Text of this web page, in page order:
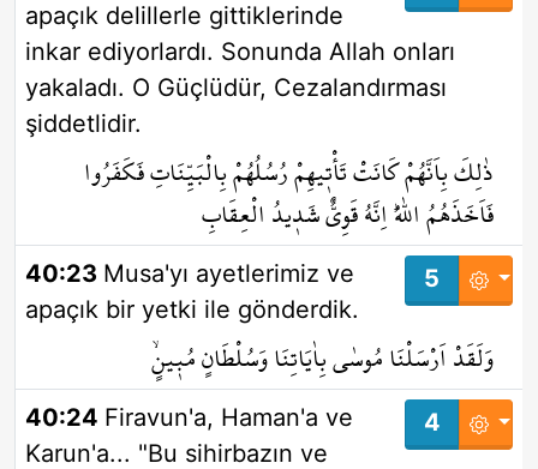
apaçık delillerle gittiklerinde
inkar ediyorlardı. Sonunda Allah onları
yakaladı. O Güçlüdür, Cezalandırması
şiddetlidir.
ذٰلِكَ بِاَنَّهُمْ كَانَتْ تَأْت۪يهِمْ رُسُلُهُمْ بِالْبَيِّنَاتِ فَكَفَرُوا
فَاَخَذَهُمُ اللّٰهُۜ اِنَّهُ قَوِيٌّ شَد۪يدُ الْعِقَابِ
5
40:23 Musa'yı ayetlerimiz ve
apaçık bir yetki ile gönderdik.
وَلَقَدْ اَرْسَلْنَا مُوسٰى بِاٰيَاتِنَا وَسُلْطَانٍ مُب۪ينٍۙ
4
40:24 Firavun'a, Haman'a ve
Karun'a... "Bu sihirbazın ve